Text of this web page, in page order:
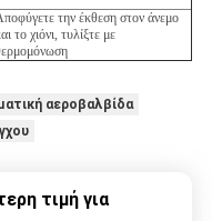
την έκθεση στον άνεμο
το χιόνι, τυλίξτε με
αεροβαλβίδα
τιμή για